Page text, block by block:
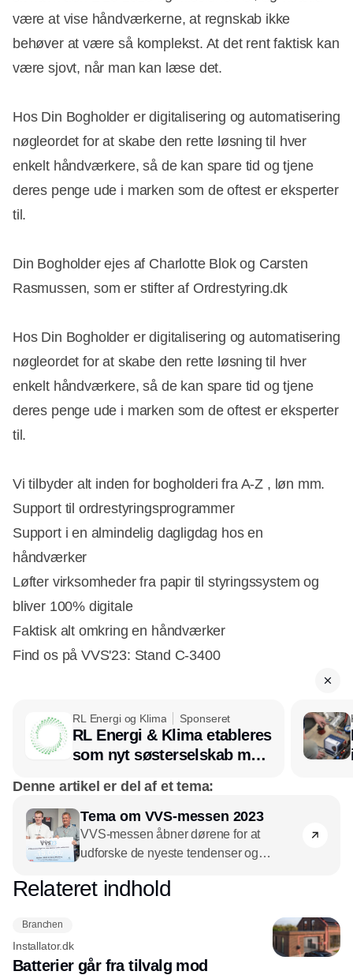
være at vise håndværkerne, at regnskab ikke
behøver at være så komplekst. At det rent faktisk kan
være sjovt, når man kan læse det.
Hos Din Bogholder er digitalisering og automatisering
nøgleordet for at skabe den rette løsning til hver
enkelt håndværkere, så de kan spare tid og tjene
deres penge ude i marken som de oftest er eksperter
til.
Din Bogholder ejes af Charlotte Blok og Carsten
Rasmussen, som er stifter af Ordrestyring.dk
Hos Din Bogholder er digitalisering og automatisering
nøgleordet for at skabe den rette løsning til hver
enkelt håndværkere, så de kan spare tid og tjene
deres penge ude i marken som de oftest er eksperter
til.
Vi tilbyder alt inden for bogholderi fra A-Z , løn mm.
Support til ordrestyringsprogrammer
Support i en almindelig dagligdag hos en
håndværker
Løfter virksomheder fra papir til styringssystem og
bliver 100% digitale
Faktisk alt omkring en håndværker
Find os på VVS'23: Stand C-3400
Annonce
RL Energi og Klima Sponseret
RL Energi & Klima etableres
som nyt søsterselskab med
Denne artikel er del af et tema:
Tema om VVS-messen 2023
VVS-messen åbner dørene for at
udforske de nyeste tendenser og
banebrydende bæredygtige løsninger til
stedet, hvor fremtidens VVS-løsninger
bliver til virkelighed. Mød branchens
eksperter, udvid dit netværk og få indsigt
Annonce
Relateret indhold
Branchen
Installator.dk
Batterier går fra tilvalg mod